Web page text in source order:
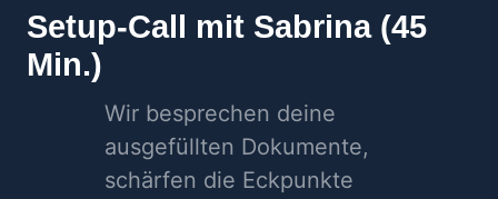
Setup-Call mit Sabrina (45
Min.)
Wir besprechen deine
ausgefüllten Dokumente,
schärfen die Eckpunkte